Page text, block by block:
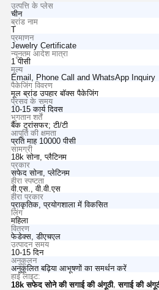
उत्पत्ति के प्लेस
चीन
ब्रांड नाम
T
प्रमाणन
Jewelry Certificate
न्यूनतम आदेश मात्रा
1 पीसी
मूल्य
Email, Phone Call and WhatsApp Inquiry
पैकेजिंग विवरण
मूल ब्रांड उपहार बॉक्स पैकेजिंग
प्रसव के समय
10-15 कार्य दिवस
भुगतान शर्तें
बैंक ट्रांसफर; टी/टी
आपूर्ति की क्षमता
प्रति माह 10000 पीसी
सामग्री
18k सोना, प्लैटिनम
प्रकार
सफेद सोना, प्लेटिनम
हीरा स्पष्टता
वी.एस., वी.वी.एस
हीरा प्रकार
प्राकृतिक, प्रयोगशाला में विकसित
लिंग
महिला
वितरण
फेडेक्स, डीएचएल
उत्पादन समय
10-15 दिन
अनुकूलन
अनुकूलित बढ़िया आभूषणों का समर्थन करें
हाई लाइट:
18k सफेद सोने की सगाई की अंगूठी,सगाई की